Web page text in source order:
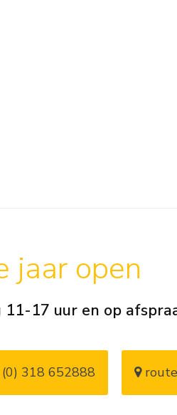
jaar open
17 uur en op
318 652888